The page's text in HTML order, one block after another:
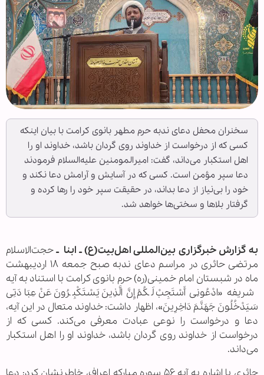
سخنران محفل دعای ندبه حرم مطهر بانوی کرامت با بیان اینکه
کسی که از درخواست از خداوند روی گردان باشد، خداوند او را
اهل استکبار می‌داند، گفت: امیرالمومنین علیه‌السلام فرمودند
دعا سپر مؤمن است. کسی که در آسایش و آرامش دعا نکند و
خود را بی‌نیاز از دعا بداند، در حقیقت سپر خود را رها کرده و
گرفتار بلاها و سختی‌ها خواهد شد.
به گزارش خبرگزاری بین‌المللی اهل‌بیت(ع) ـ ابنا ـحجت‌الاسلام
مرتضی حائری در مراسم دعای ندبه صبح جمعه ۱۸ اردیبهشت
ماه در شبستان امام خمینی(ره) حرم بانوی کرامت با استناد به آیه
شریفه «ادْعُونِی أَسْتَجِبْ لَکُمْ إِنَّ الَّذِینَ یَسْتَکْبِرُونَ عَنْ عِبَادَتِی
سَیَدْخُلُونَ جَهَنَّمَ دَاخِرِینَ»، اظهار داشت: خداوند متعال در این آیه،
دعا و درخواست را نوعی عبادت معرفی می‌کند. کسی که از
درخواست از خداوند روی گردان باشد، خداوند او را اهل استکبار
می‌داند.